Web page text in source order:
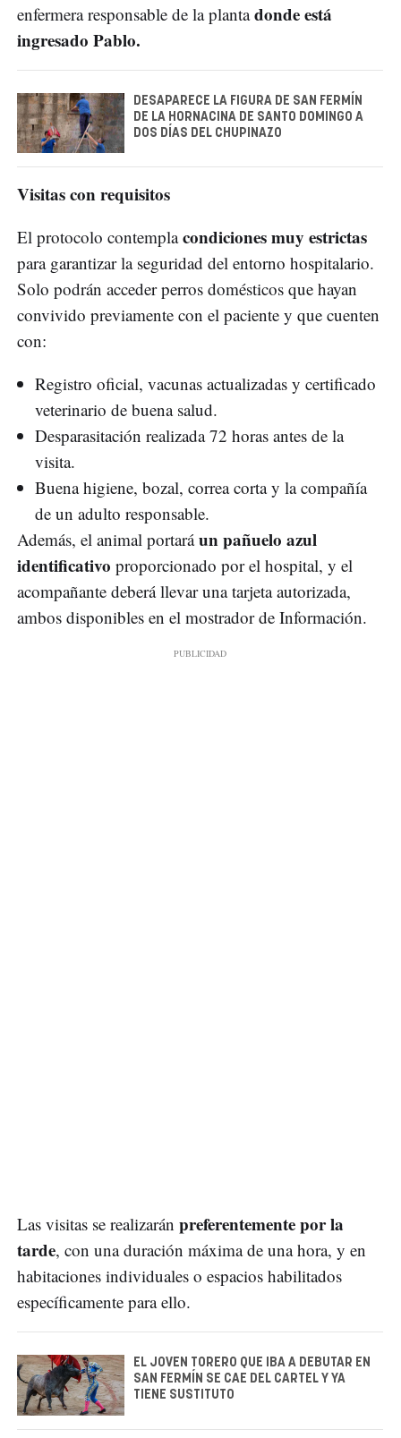
enfermera responsable de la plantadonde está
ingresado Pablo.
DESAPARECE LA FIGURA DE SAN FERMÍN
DE LA HORNACINA DE SANTO DOMINGO A
DOS DÍAS DEL CHUPINAZO
Visitas con requisitos
El protocolo contemplacondiciones muy estrictas
para garantizar la seguridad del entorno hospitalario.
Solo podrán acceder perros domésticos que hayan
convivido previamente con el paciente y que cuenten
con:
Registro oficial, vacunas actualizadas y certificado
veterinario de buena salud.
Desparasitación realizada 72 horas antes de la
visita.
Buena higiene, bozal, correa corta y la compañía
de un adulto responsable.
Además, el animal portaráun pañuelo azul
identificativo proporcionado por el hospital, y el
acompañante deberá llevar una tarjeta autorizada,
ambos disponibles en el mostrador de Información.
Las visitas se realizarán preferentemente por la
tarde, con una duración máxima de una hora, y en
habitaciones individuales o espacios habilitados
específicamente para ello.
EL JOVEN TORERO QUE IBA A DEBUTAR EN
SAN FERMÍN SE CAE DEL CARTEL Y YA
TIENE SUSTITUTO